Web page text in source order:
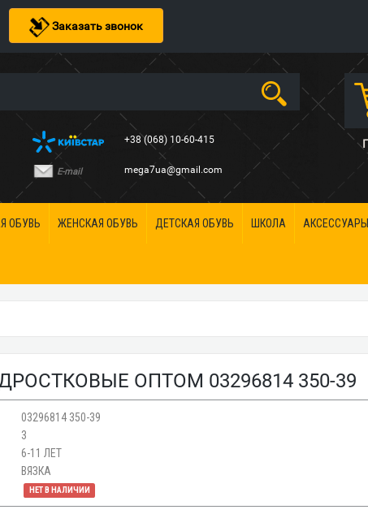
Заказать звонок
+38 (068) 10-60-415
E-mail mega7ua@gmail.com
ОБУВЬ ЖЕНСКАЯ ОБУВЬ ДЕТСКАЯ ОБУВЬ ШКОЛА АКСЕССУАРЫ
ОПТОМ 03296814 350-39
03296814 350-39
3
6-11 ЛЕТ
ВЯЗКА
НЕТ В НАЛИЧИИ